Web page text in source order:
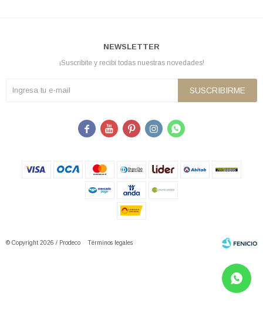
NEWSLETTER
¡Suscribite y recibí todas nuestras novedades!
SUSCRIBIRME
    
© Copyright 2026 / Prodeco Términos legales